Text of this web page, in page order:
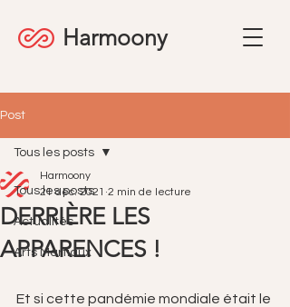
Harmoony
Post
Tous les posts
Actualités
Arts Martiaux
Tous les posts
DERRIÈRE LES
APPARENCES !
Harmoony
21 déc. 2021 2 min de lecture
Et si cette pandémie mondiale était le